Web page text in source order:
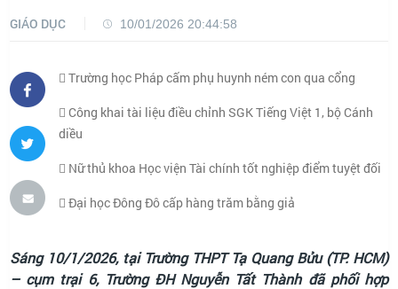
GIÁO DỤC 10/01/2026 20:44:58
Trường học Pháp cấm phụ huynh ném con qua cổng
Công khai tài liệu điều chỉnh SGK Tiếng Việt 1, bộ Cánh
diều
Nữ thủ khoa Học viện Tài chính tốt nghiệp điểm tuyệt đối
Đại học Đông Đô cấp hàng trăm bằng giả
Sáng 10/1/2026, tại Trường THPT Tạ Quang Bửu (TP. HCM)
– cụm trại 6, Trường ĐH Nguyễn Tất Thành đã phối hợp